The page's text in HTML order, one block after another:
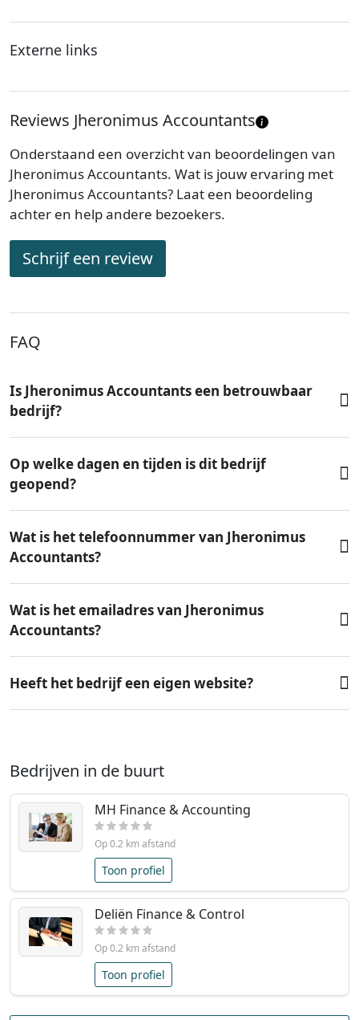
Externe links
Reviews Jheronimus Accountants
Onderstaand een overzicht van beoordelingen van
Jheronimus Accountants. Wat is jouw ervaring met
Jheronimus Accountants? Laat een beoordeling
achter en help andere bezoekers.
Schrijf een review
FAQ
Is Jheronimus Accountants een betrouwbaar
bedrijf?
Op welke dagen en tijden is dit bedrijf
geopend?
Wat is het telefoonnummer van Jheronimus
Accountants?
Wat is het emailadres van Jheronimus
Accountants?
Heeft het bedrijf een eigen website?
Bedrijven in de buurt
MH Finance & Accounting
Op 0.2 km afstand
Toon profiel
Deliën Finance & Control
Op 0.2 km afstand
Toon profiel